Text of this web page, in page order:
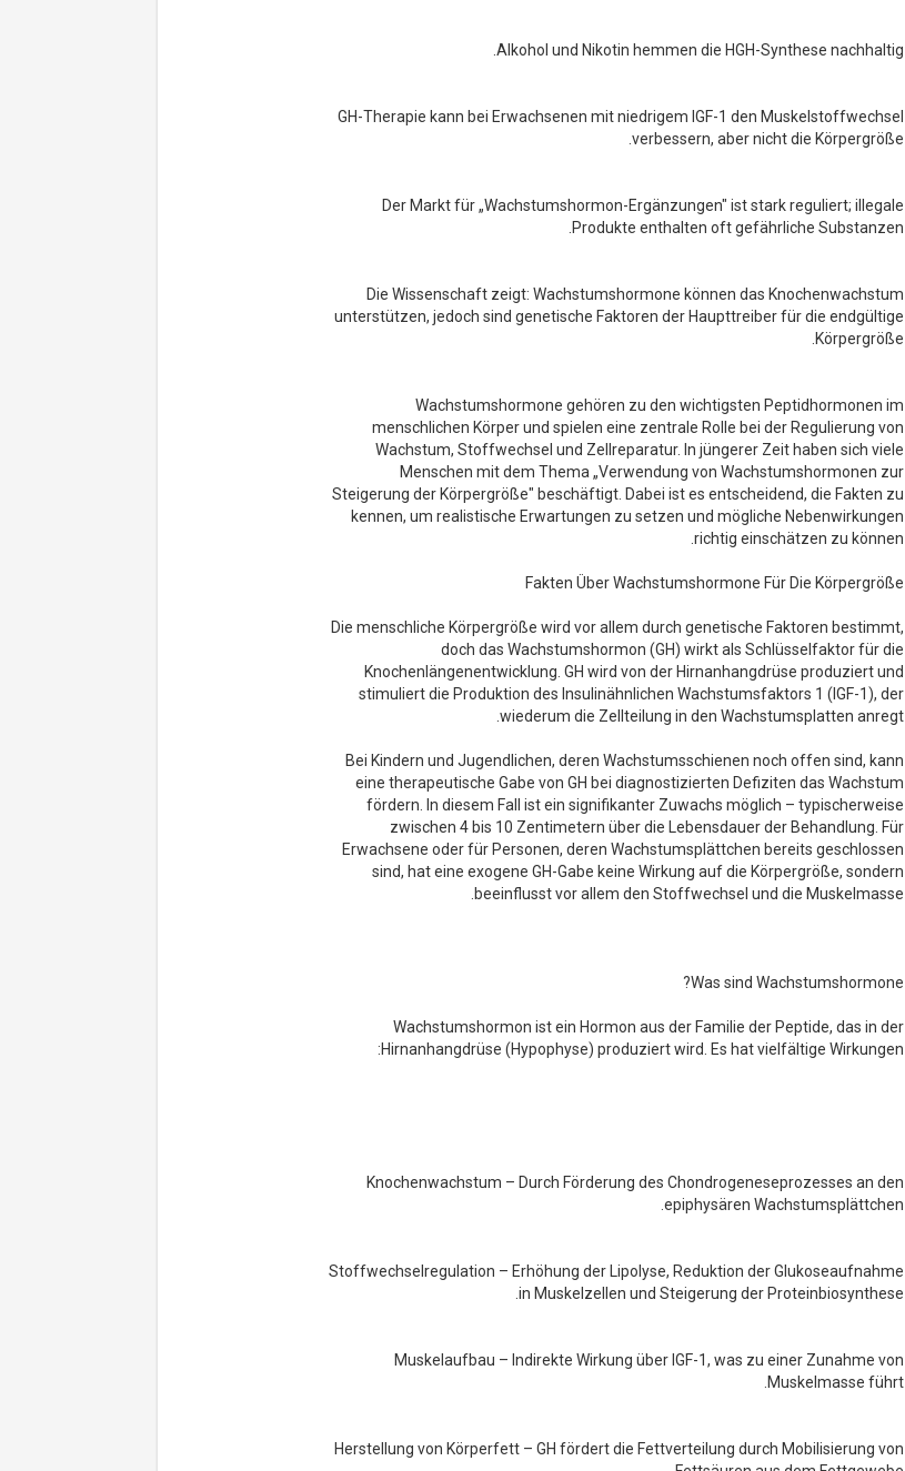
Alkohol und Nikotin hemmen die HGH-Synthese nachhaltig.
GH-Therapie kann bei Erwachsenen mit niedrigem IGF-1 den Muskelstoffwechsel
verbessern, aber nicht die Körpergröße.
Der Markt für „Wachstumshormon-Ergänzungen" ist stark reguliert; illegale
Produkte enthalten oft gefährliche Substanzen.
Die Wissenschaft zeigt: Wachstumshormone können das Knochenwachstum
unterstützen, jedoch sind genetische Faktoren der Haupttreiber für die endgültige
Körpergröße.
Wachstumshormone gehören zu den wichtigsten Peptidhormonen im
menschlichen Körper und spielen eine zentrale Rolle bei der Regulierung von
Wachstum, Stoffwechsel und Zellreparatur. In jüngerer Zeit haben sich viele
Menschen mit dem Thema „Verwendung von Wachstumshormonen zur
Steigerung der Körpergröße" beschäftigt. Dabei ist es entscheidend, die Fakten zu
kennen, um realistische Erwartungen zu setzen und mögliche Nebenwirkungen
richtig einschätzen zu können.
Fakten Über Wachstumshormone Für Die Körpergröße
Die menschliche Körpergröße wird vor allem durch genetische Faktoren bestimmt,
doch das Wachstumshormon (GH) wirkt als Schlüsselfaktor für die
Knochenlängenentwicklung. GH wird von der Hirnanhangdrüse produziert und
stimuliert die Produktion des Insulinähnlichen Wachstumsfaktors 1 (IGF-1), der
wiederum die Zellteilung in den Wachstumsplatten anregt.
Bei Kindern und Jugendlichen, deren Wachstumsschienen noch offen sind, kann
eine therapeutische Gabe von GH bei diagnostizierten Defiziten das Wachstum
fördern. In diesem Fall ist ein signifikanter Zuwachs möglich – typischerweise
zwischen 4 bis 10 Zentimetern über die Lebensdauer der Behandlung. Für
Erwachsene oder für Personen, deren Wachstumsplättchen bereits geschlossen
sind, hat eine exogene GH-Gabe keine Wirkung auf die Körpergröße, sondern
beeinflusst vor allem den Stoffwechsel und die Muskelmasse.
Was sind Wachstumshormone?
Wachstumshormon ist ein Hormon aus der Familie der Peptide, das in der
Hirnanhangdrüse (Hypophyse) produziert wird. Es hat vielfältige Wirkungen:
Knochenwachstum – Durch Förderung des Chondrogeneseprozesses an den
epiphysären Wachstumsplättchen.
Stoffwechselregulation – Erhöhung der Lipolyse, Reduktion der Glukoseaufnahme
in Muskelzellen und Steigerung der Proteinbiosynthese.
Muskelaufbau – Indirekte Wirkung über IGF-1, was zu einer Zunahme von
Muskelmasse führt.
Herstellung von Körperfett – GH fördert die Fettverteilung durch Mobilisierung von